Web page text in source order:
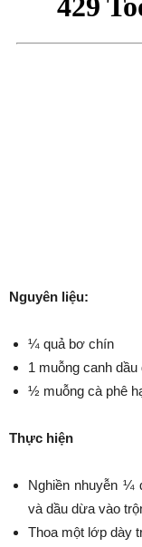
Nguyên liệu:
¼ quả bơ chín
1 muỗng canh dầu
½ muỗng cà phê
Thực hiện
Nghiền nhuyễn ¼
và dầu dừa vào
Thoa một lớp dày